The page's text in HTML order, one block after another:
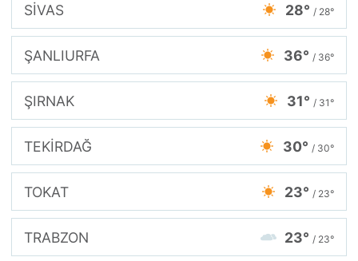
SİVAS 28° / 28°
ŞANLIURFA 36° / 36°
ŞIRNAK 31° / 31°
TEKİRDAĞ 30° / 30°
TOKAT 23° / 23°
TRABZON 23° / 23°